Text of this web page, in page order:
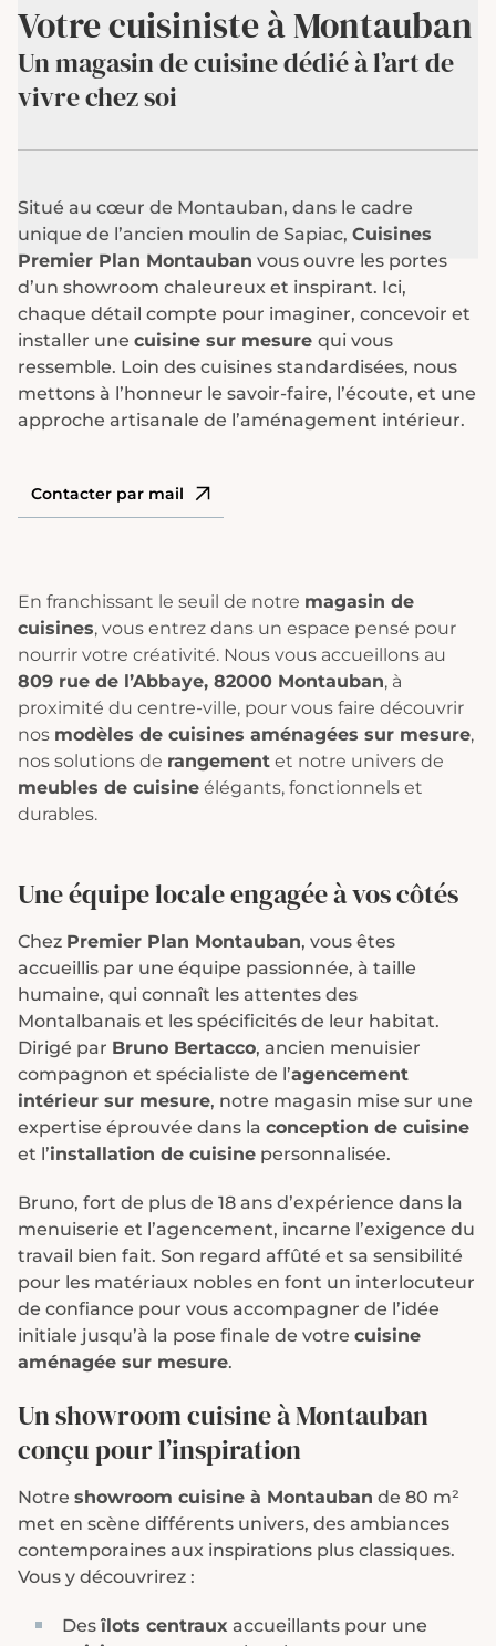
Votre cuisiniste à Montauban
Un magasin de cuisinedédié à l’art de
vivre chez soi
Situé au cœur de Montauban, dans le cadre
unique de l’ancien moulin de Sapiac, Cuisines
Premier Plan Montauban vous ouvre les portes
d’un showroom chaleureux et inspirant. Ici,
chaque détail compte pour imaginer, concevoir et
installer une cuisine sur mesure qui vous
ressemble. Loin des cuisines standardisées, nous
mettons à l’honneur le savoir-faire, l’écoute, et une
approche artisanale de l’aménagement intérieur.
Contacter par mail
En franchissant le seuil de notre magasin de
cuisines, vous entrez dans un espace pensé pour
nourrir votre créativité. Nous vous accueillons au
809 rue de l’Abbaye, 82000 Montauban, à
proximité du centre-ville, pour vous faire découvrir
nos modèles de cuisines aménagées sur mesure,
nos solutions de rangement et notre univers de
meubles de cuisine élégants, fonctionnels et
durables.
Une équipe locale engagée à vos côtés
Chez Premier Plan Montauban, vous êtes
accueillis par une équipe passionnée, à taille
humaine, qui connaît les attentes des
Montalbanais et les spécificités de leur habitat.
Dirigé par Bruno Bertacco, ancien menuisier
compagnon et spécialiste de l’agencement
intérieur sur mesure, notre magasin mise sur une
expertise éprouvée dans la conception de cuisine
et l’installation de cuisine personnalisée.
Bruno, fort de plus de 18 ans d’expérience dans la
menuiserie et l’agencement, incarne l’exigence du
travail bien fait. Son regard affûté et sa sensibilité
pour les matériaux nobles en font un interlocuteur
de confiance pour vous accompagner de l’idée
initiale jusqu’à la pose finale de votre cuisine
aménagée sur mesure.
Un showroom cuisine à Montauban
conçu pour l’inspiration
Notre showroom cuisine à Montauban de 80 m²
met en scène différents univers, des ambiances
contemporaines aux inspirations plus classiques.
Vous y découvrirez :
Des îlots centraux accueillants pour une